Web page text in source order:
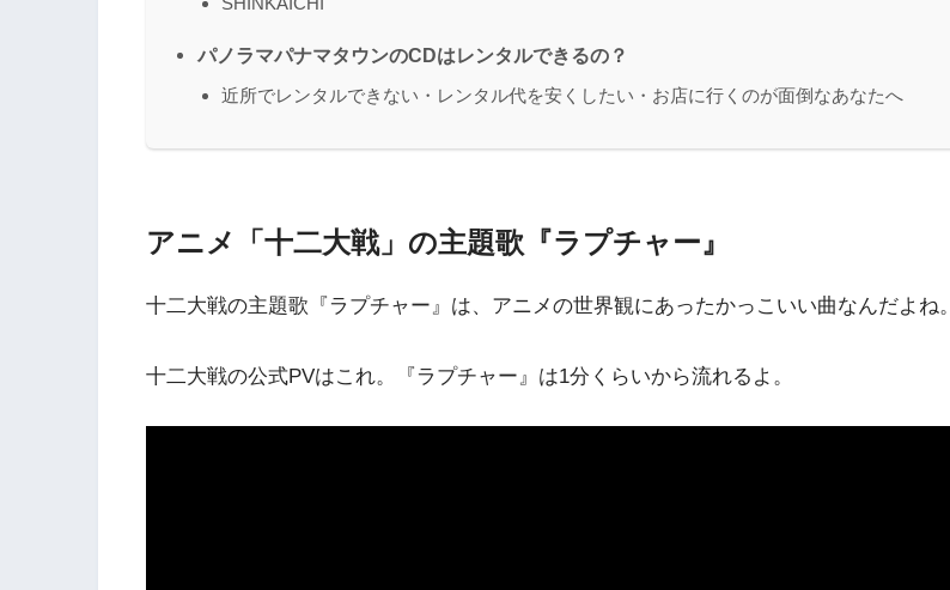
パノラマパナマタウンのCDはレンタルできるの？
近所でレンタルできない・レンタル代を安くしたい・お店に行くのが面倒なあなたへ
アニメ「十二大戦」の主題歌『ラプチャー』
十二大戦の主題歌『ラプチャー』は、アニメの世界観にあったかっこいい曲なんだよね。
十二大戦の公式PVはこれ。『ラプチャー』は1分くらいから流れるよ。